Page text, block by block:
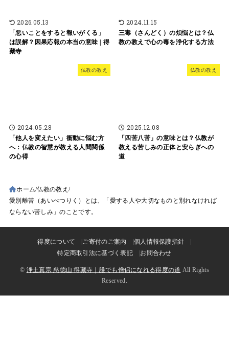
2026.05.13
「悪いことをすると報いがくる」
は誤解？因果応報の本当の意味 | 得
藏寺
2024.11.15
三毒（さんどく）の煩悩とは？仏
教の教えで心の毒を浄化する方法
仏教の教え
2024.05.28
「他人を変えたい」衝動に悩む方
へ：仏教の智慧が教える人間関係
の心得
仏教の教え
2025.12.08
「四苦八苦」の意味とは？仏教が
教える苦しみの正体と安らぎへの
道
ホーム 仏教の教え
愛別離苦（あいべつりく）とは、「愛する人や大切なものと別れなければ
ならない苦しみ」のことです。
得度について ご寄付のご案内
個人情報保護指針
特定商取引法に基づく表記
お問合わせ
© 浄土真宗 慈徳山 得藏寺｜誰でも僧侶になれる得度の道 All Rights
Reserved.